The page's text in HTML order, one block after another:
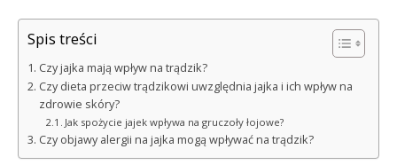
Spis treści
Czy jajka mają wpływ na trądzik?
Czy dieta przeciw trądzikowi uwzględnia jajka i ich wpływ na
zdrowie skóry?
Jak spożycie jajek wpływa na gruczoły łojowe?
Czy objawy alergii na jajka mogą wpływać na trądzik?